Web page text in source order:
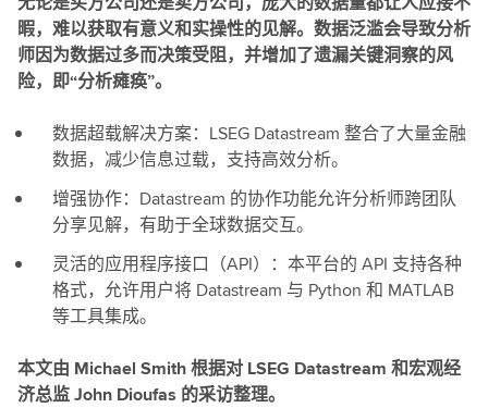
暇，难以获取有意义和实操性的见解。数据泛滥会导致分析
师因为数据过多而决策受阻，并增加了遗漏关键洞察的风
险，即“分析瘫痪”。
数据超载解决方案：LSEG Datastream 整合了大量金融
数据，减少信息过载，支持高效分析。
增强协作：Datastream 的协作功能允许分析师跨团队
分享见解，有助于全球数据交互。
灵活的应用程序接口（API）：本平台的 API 支持各种
格式，允许用户将 Datastream 与 Python 和 MATLAB
等工具集成。
本文由 Michael Smith 根据对 LSEG Datastream 和宏观经
济总监 John Dioufas 的采访整理。